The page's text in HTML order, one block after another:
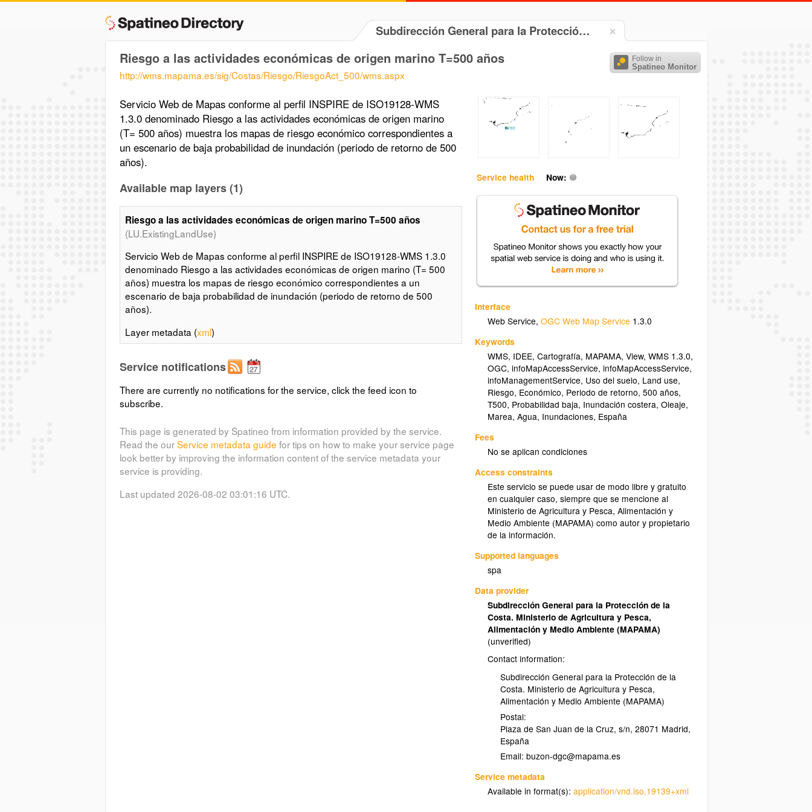
Subdirección General para la Protecció…
Follow in
Spatineo Monitor
Riesgo a las actividades económicas de origen marino T=500 años
http://wms.mapama.es/sig/Costas/Riesgo/RiesgoAct_500/wms.aspx
Service health Now:
Interface
Web Service,OGC Web Map Service 1.3.0
Keywords
WMS, IDEE,Cartografía, MAPAMA,View,WMS 1.3.0,
OGC,infoMapAccessService,infoMapAccessService,
infoManagementService, Uso del suelo, Land use,
Riesgo, Económico, Periodo de retorno,500 años,
T500, Probabilidad baja, Inundación costera,Oleaje,
Marea,Agua, Inundaciones, España
Fees
No se aplican condiciones
Access constraints
Este servicio se puede usar de modo libre y gratuito
en cualquier caso, siempre que se mencione al
Ministerio de Agricultura y Pesca, Alimentación y
Medio Ambiente (MAPAMA) como autor y propietario
de la información.
Supported languages
spa
Data provider
Subdirección General para la Protección de la
Costa. Ministerio de Agricultura y Pesca,
Alimentación y Medio Ambiente (MAPAMA)
(unverified)
Contact information:
Subdirección General para la Protección de la
Costa. Ministerio de Agricultura y Pesca,
Alimentación y Medio Ambiente (MAPAMA)
Postal:
Plaza de San Juan de la Cruz, s/n, 28071 Madrid,
España
Email:
Service metadata
Available in format(s):application/vnd.iso.19139+xml
Servicio Web de Mapas conforme al perfil INSPIRE de ISO19128-WMS
1.3.0 denominado Riesgo a las actividades económicas de origen marino
(T= 500 años) muestra los mapas de riesgo económico correspondientes a
un escenario de baja probabilidad de inundación (periodo de retorno de 500
años).
Available map layers (1)
Riesgo a las actividades económicas de origen marino T=500 años
(LU.ExistingLandUse)
Servicio Web de Mapas conforme al perfil INSPIRE de ISO19128-WMS 1.3.0
denominado Riesgo a las actividades económicas de origen marino (T= 500
años) muestra los mapas de riesgo económico correspondientes a un
escenario de baja probabilidad de inundación (periodo de retorno de 500
años).
Layer metadata (xml)
Service notifications
There are currently no notifications for the service, click the feed icon to
subscribe.
This page is generated by Spatineo from information provided by the service.
Read the ourService metadata guide for tips on how to make your service page
look better by improving the information content of the service metadata your
service is providing.
Last updated 2026-08-02 03:01:16 UTC.